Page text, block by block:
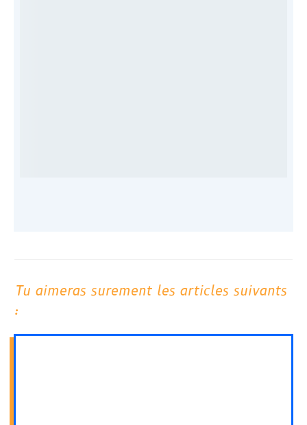
Tu aimeras surement les articles suivants
: